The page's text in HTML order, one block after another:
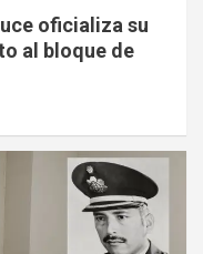
oficializa su
al bloque de